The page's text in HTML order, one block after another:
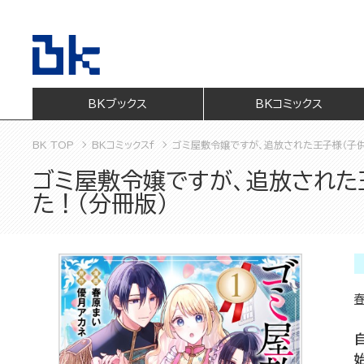
BKブックス BKコミックス
BK TOP BKコミックスf ゴミ屋敷令嬢ですが、追放された王子様（子
ゴミ屋敷令嬢ですが、追放され
た！（分冊版）